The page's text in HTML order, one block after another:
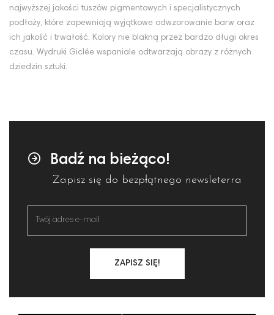
najwyższej jakości tuszów pigmentowych i specjalistycznych
podłoży, które zapewniają wyjątkowe odwzorowanie barw oraz
ich jakość i trwałość. Kolory nie blakną przez bardzo długi okres
czasu. Wydruki Giclée wspaniale odtwarzają obrazy z różnych
dziedzin sztuki.
Badź na bieżąco!
Zapisz się do bezpłątnego newsleterra
ZAPISZ SIĘ!